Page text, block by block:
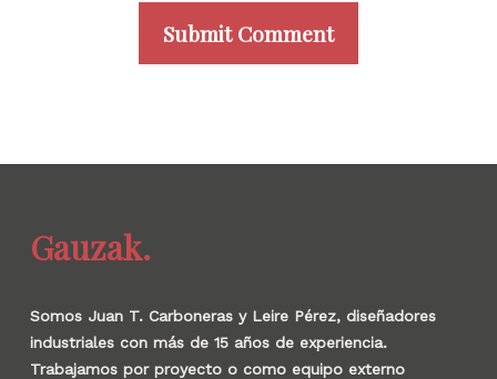
Gauzak.
Somos Juan T. Carboneras y Leire Pérez, diseñadores
industriales con más de 15 años de experiencia.
Trabajamos por proyecto o como equipo externo